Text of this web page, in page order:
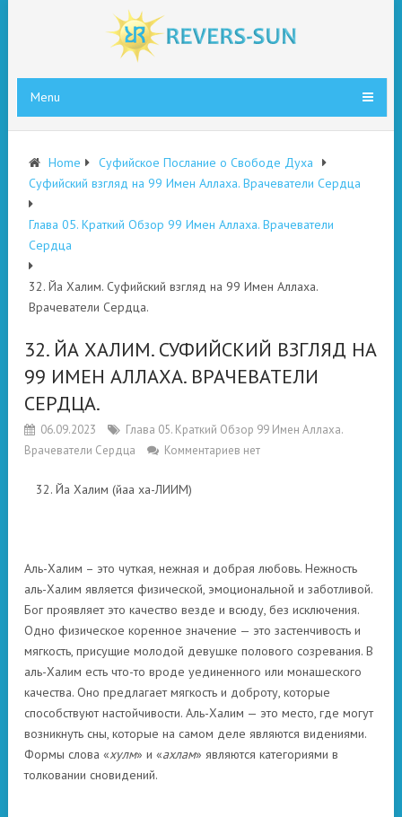
Menu
Home
Суфийское Послание о Свободе Духа
Суфийский взгляд на 99 Имен Аллаха. Врачеватели Сердца
Глава 05. Краткий Обзор 99 Имен Аллаха. Врачеватели
Сердца
32. Йа Халим. Суфийский взгляд на 99 Имен Аллаха.
Врачеватели Сердца.
32. ЙА ХАЛИМ. СУФИЙСКИЙ ВЗГЛЯД НА
99 ИМЕН АЛЛАХА. ВРАЧЕВАТЕЛИ
СЕРДЦА.
06.09.2023
Глава 05. Краткий Обзор 99 Имен Аллаха.
Врачеватели Сердца
Комментариев нет
Йа Халим (йаа ха-ЛИИМ)
Аль-Халим – это чуткая, нежная и добрая любовь. Нежность
аль-Халим является физической, эмоциональной и заботливой.
Бог проявляет это качество везде и всюду, без исключения.
Одно физическое коренное значение — это застенчивость и
мягкость, присущие молодой девушке полового созревания. В
аль-Халим есть что-то вроде уединенного или монашеского
качества. Оно предлагает мягкость и доброту, которые
способствуют настойчивости. Аль-Халим — это место, где могут
возникнуть сны, которые на самом деле являются видениями.
Формы слова «хулм» и «ахлам» являются категориями в
толковании сновидений.